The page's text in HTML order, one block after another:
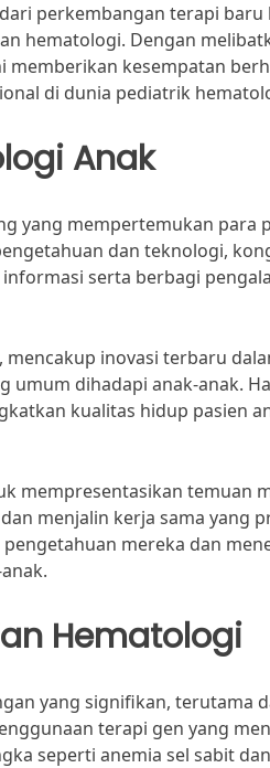
perkembangan terapi
hematologi. Dengan
memberikan kesempatan
di dunia pediatrik
Anak
yang mempertemukan para
dan teknologi,
serta berbagi
inovasi terbaru
umum dihadapi anak-anak.
kualitas hidup pasien
mempresentasikan temuan
menjalin kerja sama yang
mereka dan
Hematologi
yang signifikan, terutama
terapi gen yang
seperti anemia sel sabit